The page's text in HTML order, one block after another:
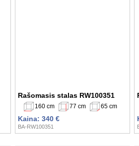
Rašomasis stalas RW100351
160 cm 77 cm 65 cm
Kaina: 340 €
BA-RW100351